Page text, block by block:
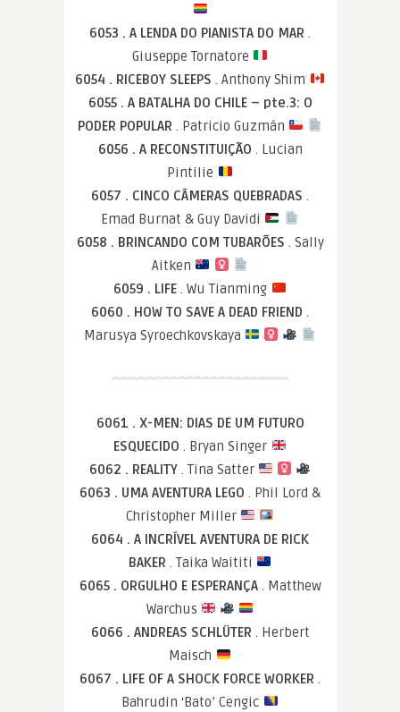
6053 . A LENDA DO PIANISTA DO MAR .
Giuseppe Tornatore
6054 . RICEBOY SLEEPS. Anthony Shim
6055 . A BATALHA DO CHILE – pte.3: O
PODER POPULAR . Patricio Guzmán
6056 . A RECONSTITUIÇÃO . Lucian
Pintilie
6057 . CINCO CÂMERAS QUEBRADAS .
Emad Burnat & Guy Davidi
6058 . BRINCANDO COM TUBARÕES . Sally
Aitken
6059 . LIFE. Wu Tianming
6060 . HOW TO SAVE A DEAD FRIEND .
Marusya Syroechkovskaya
6061 . X-MEN: DIAS DE UM FUTURO
ESQUECIDO. Bryan Singer
6062 . REALITY . Tina Satter
6063 . UMA AVENTURA LEGO . Phil Lord &
Christopher Miller
6064 . A INCRÍVEL AVENTURA DE RICK
BAKER . Taika Waititi
6065 . ORGULHO E ESPERANÇA . Matthew
Warchus
6066 . ANDREAS SCHLÜTER . Herbert
Maisch
6067 . LIFE OF A SHOCK FORCE WORKER .
Bahrudin ‘Bato’ Cengic